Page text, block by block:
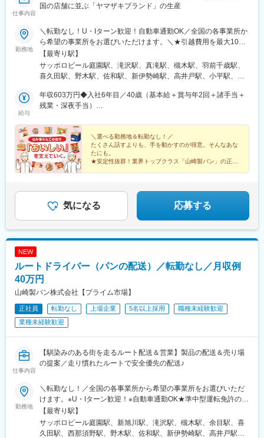
仕事内容
国の店舗に並ぶ「ヤマザキブランド」の生産
勤務地
＼転勤なし！U・Iターン歓迎！自動車通勤OK／全国の各事業所か
ら希望の事業所をお選びいただけます。＼★引越費用を最大10万
円まで補助！／「新しい場所で働きたい」という方を応援しま
す！入社に伴う転居が必要な場合は、引越費用を最大10万円まで
会社が補助。新生活のスタートをサポートします！制度の詳細に
【最寄り駅】
サッポロビール庭園駅、滝沢駅、真滝駅、槻木駅、羽前千歳駅、
喜久田駅、野木駅、佐和駅、新伊勢崎駅、高井戸駅、小平駅、新
駅、新座駅、東戸塚駅、鴨居駅、平塚駅、小杉駅、荻川駅、宮内
駅(新潟県)、春江駅、屋代高校前駅、小井川駅、小田井駅、三河安
志駅、伊勢田駅、向島駅、西神中央駅、溝口駅、総社駅、河戸帆
待川駅、嘉川駅、北伊予駅、豊浜駅、鳴門駅、ししぶ駅、東多久
駅、西諫早駅、松橋駅、上本郷駅
給与
年収603万円◆入社6年目／40歳（基本給＋賞与年2回＋諸手当＋
残業・深夜手当）
残業・深夜手当）
＼選べる勤務地＆転勤なし！／
たくさん話すよりも、手を動かすのが得意。そんなあな
たにも。
★安定性抜群！業界トップクラス「山崎製パン」の正社
★未経験歓迎／学歴不問／人物重視の採用！
気になる 応募する
NEW
ルートドライバー（パンの配送）／転勤なし／月収例
40万円
山崎製パン株式会社【プライム市場】
正社員 転勤なし 上場企業 5名以上採用
職種未経験歓迎
業種未経験歓迎
仕事内容
【馴染みのある街を走るルート配送＆営業】製品の配送＆売り場
の提案／走り慣れたルートで安全優先の配送♪
勤務地
＼転勤なし！／全国の各事業所から希望の事業所をお選びいただ
けます。※U・Iターン歓迎！※自動車通勤OK★準中型運転免許の取
得もサポート♪準中型運転免許をお持ちでない方については、実習
期間中に準中型運転免許を取得していただきます。もちろん取得
費用は会社負担！教習所へ通う時間も勤務時間として取り扱いま
【最寄り駅】
サッポロビール庭園駅、新旭川駅、滝沢駅、槻木駅、余目駅、喜
久田駅、西那須野駅、野木駅、佐和駅、新伊勢崎駅、高井戸駅、